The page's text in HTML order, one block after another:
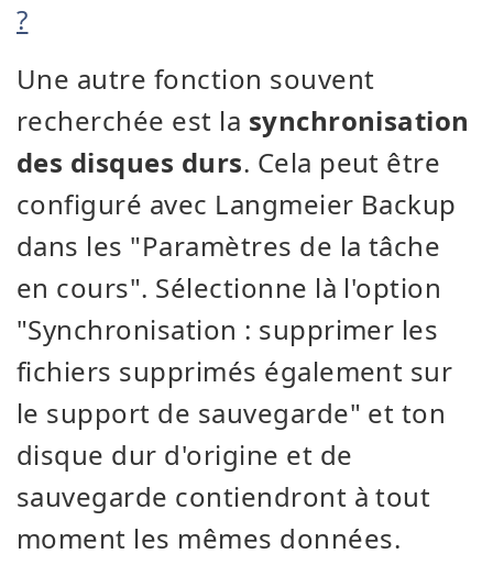
?
Une autre fonction souvent
recherchée est la synchronisation
des disques durs. Cela peut être
configuré avec Langmeier Backup
dans les "Paramètres de la tâche
en cours". Sélectionne là l'option
"Synchronisation : supprimer les
fichiers supprimés également sur
le support de sauvegarde" et ton
disque dur d'origine et de
sauvegarde contiendront à tout
moment les mêmes données.